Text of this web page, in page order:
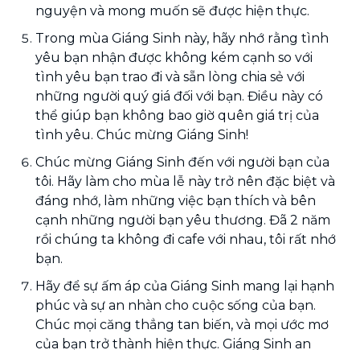
nguyện và mong muốn sẽ được hiện thực.
Trong mùa Giáng Sinh này, hãy nhớ rằng tình
yêu bạn nhận được không kém cạnh so với
tình yêu bạn trao đi và sẵn lòng chia sẻ với
những người quý giá đối với bạn. Điều này có
thể giúp bạn không bao giờ quên giá trị của
tình yêu. Chúc mừng Giáng Sinh!
Chúc mừng Giáng Sinh đến với người bạn của
tôi. Hãy làm cho mùa lễ này trở nên đặc biệt và
đáng nhớ, làm những việc bạn thích và bên
cạnh những người bạn yêu thương. Đã 2 năm
rồi chúng ta không đi cafe với nhau, tôi rất nhớ
bạn.
Hãy để sự ấm áp của Giáng Sinh mang lại hạnh
phúc và sự an nhàn cho cuộc sống của bạn.
Chúc mọi căng thẳng tan biến, và mọi ước mơ
của bạn trở thành hiện thực. Giáng Sinh an